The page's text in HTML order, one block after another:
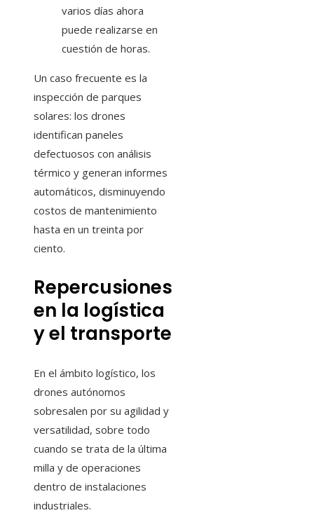
varios días ahora
puede realizarse en
cuestión de horas.
Un caso frecuente es la
inspección de parques
solares: los drones
identifican paneles
defectuosos con análisis
térmico y generan informes
automáticos, disminuyendo
costos de mantenimiento
hasta en un treinta por
ciento.
Repercusiones
en la logística
y el transporte
En el ámbito logístico, los
drones autónomos
sobresalen por su agilidad y
versatilidad, sobre todo
cuando se trata de la última
milla y de operaciones
dentro de instalaciones
industriales.